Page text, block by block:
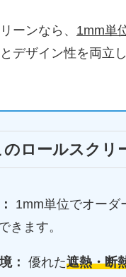
ーンなら、 1mm単
デザイン性を両立し
のロールスクリ
1mm単位でオーダ
きます。
： 優れた遮熱・断